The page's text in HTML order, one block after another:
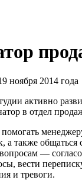
ноября 2014 года
активно
в отдел
помогать
а также общаться
—
вести
и тревоги.